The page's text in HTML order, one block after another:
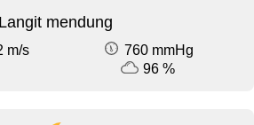
Langit mendung
m/s
760 mmHg
96 %